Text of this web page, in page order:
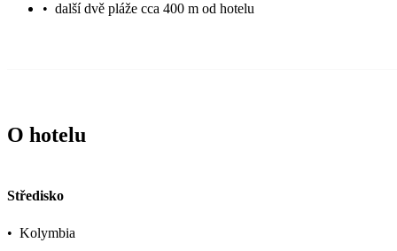
• další dvě pláže cca 400 m od hotelu
O hotelu
Středisko
• Kolymbia